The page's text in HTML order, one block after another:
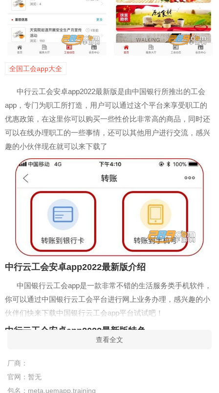
全国工会app大全
中行云工会安卓app2022最新版是由中国银行所推出的工会
app，专门为职工所打造，用户可以通过这个平台来享受职工的
优惠政策，在这里你可以购买一些性价比非常高的商品，同时还
可以在线办理职工的一些事情，还可以其他用户进行交流，感兴
趣的小伙伴现在就可以来下载了
中行云工会安卓app2022最新版介绍
中国银行云工会app是一款非常不错的生活服务类手机软件，
你可以通过中国银行云工会平台进行网上业务办理，感兴趣的小
伙伴们快来下载中国银行云工会app平台试试吧！
中行云工会安卓app2022最新版特色
区别于传统的宣传网站，覆盖移动设备多个入口
提供更贴心的职工服务
查看全文
厂商：
官网： 暂无
包名： meta.uemapp.training